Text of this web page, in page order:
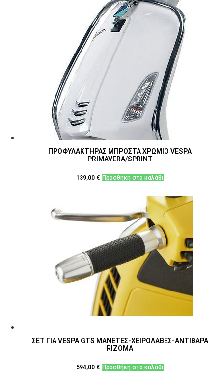
ΠΡΟΦΥΛΑΚΤΗΡΑΣ ΜΠΡΟΣΤΑ ΧΡΩΜΙΟ VESPA
PRIMAVERA/SPRINT
139,00 € Προσθήκη στο καλάθι
ΣΕΤ ΓΙΑ VESPA GTS ΜΑΝΕΤΕΣ-ΧΕΙΡΟΛΑΒΕΣ-ΑΝΤΙΒΑΡΑ
RIZOMA
594,00 € Προσθήκη στο καλάθι